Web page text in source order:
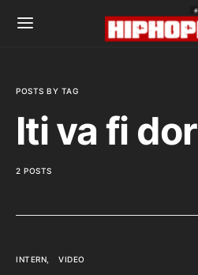
POSTS BY TAG
Iti va fi dor
2 POSTS
INTERN VIDEO